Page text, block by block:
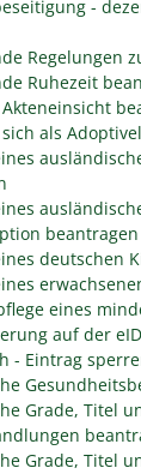
-
Regelungen
Ruhezeit
als
beantragen
deutschen
eines
auf der
- Eintrag
Grade, Titel
Grade, Titel